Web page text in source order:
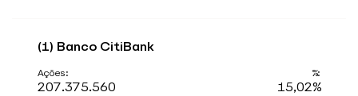
(1) Banco CitiBank
207.375.560 15,02%